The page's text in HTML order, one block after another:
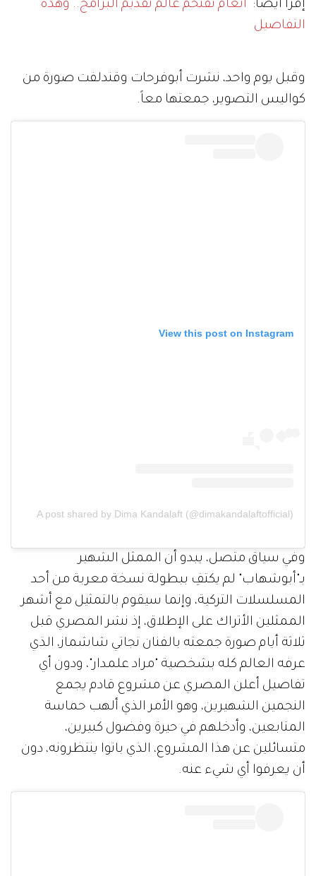
إقرأ أيضاً: أنغام تقتحم عالم تقديم البرامج.. وهذه
التفاصيل
وقبل يوم واحد، نشرت أبوفرحات وقندلفت صورة من
كواليس التصوير، جمعتها معاً.
View this post on Instagram
A post shared by Dima Kandalaft (@dimakandalaftofficial)
وفي سياق متصل، يبدو أن الممثل الشهير
بـ"أبوشهاب" لم يكتفِ ببطولة نسخة معربة من أحد
المسلسلات التركية، وإنما سيقوم بالتمثيل مع أشهر
الممثلين الأتراك على الإطلاق، إذ نشر المصري قبل
ثلاثة أيام صورة جمعته بالفنان نجاتي شاشماز، الذي
عرفه العالم كله بشخصية "مراد علمدار"، ودون أي
تفاصيل أعلن المصري عن مشروع قادم يجمع
النجمين الشهيرين، وهو الأمر الذي ألهب حماسة
المتابعين، وأدخلهم في حيرة وفضول كبيرين،
متسائلين عن هذا المشروع، الذي باتوا ينتظرونه، دون
أن يعرفوا أي شيء عنه.